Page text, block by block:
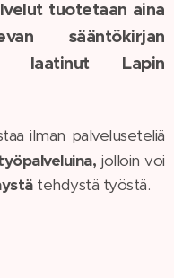
tuotetaan aina
sääntökirjan
laatinut Lapin
ilman palveluseteliä
jolloin voi
tehdystä työstä.